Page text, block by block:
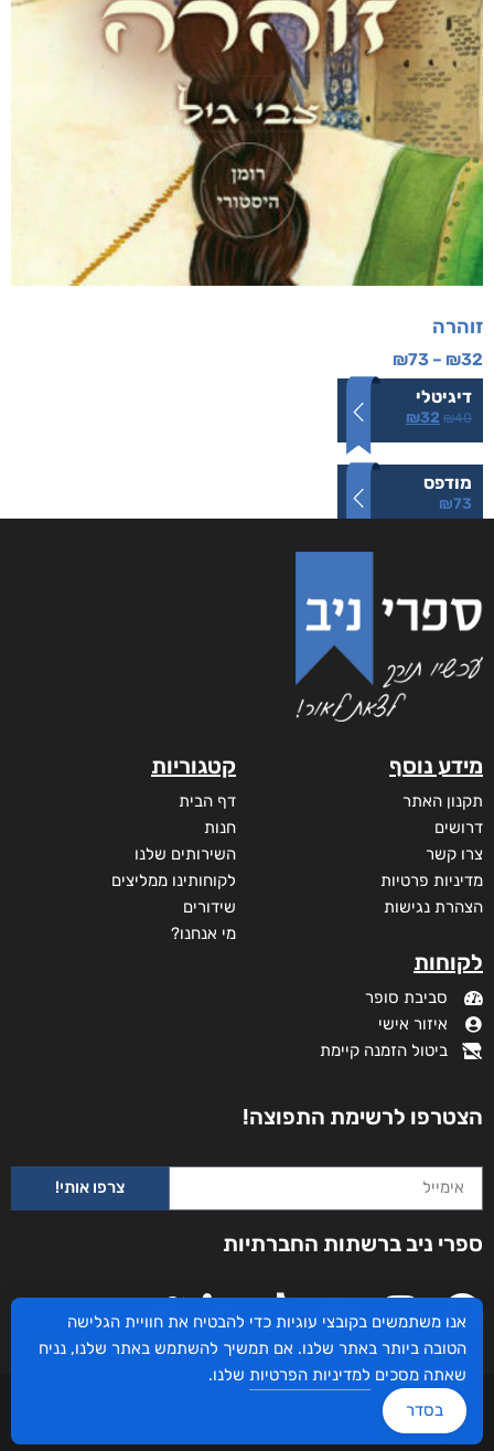
זוהרה
₪32
–
₪73
דיגיטלי
₪40
₪32
מודפס
₪73
מידע נוסף
תקנון האתר
דרושים
צרו קשר
מדיניות פרטיות
הצהרת נגישות
לקוחות
סביבת סופר
איזור אישי
ביטול הזמנה קיימת
קטגוריות
דף הבית
חנות
השירותים שלנו
לקוחותינו ממליצים
שידורים
מי אנחנו?
הצטרפו לרשימת התפוצה!
צרפו אותי!
ספרי ניב ברשתות החברתיות
עיצוב ובניית האתר: ספרי ניב © כל הזכויות שמורות. בוקסאי טכנולוגיות בע"מ שד אבא
אנו משתמשים בקובצי עוגיות כדי להבטיח את חוויית הגלישה
הטובה ביותר באתר שלנו. אם תמשיך להשתמש באתר שלנו, נניח
שאתה מסכים למדיניות הפרטיות שלנו.
בסדר